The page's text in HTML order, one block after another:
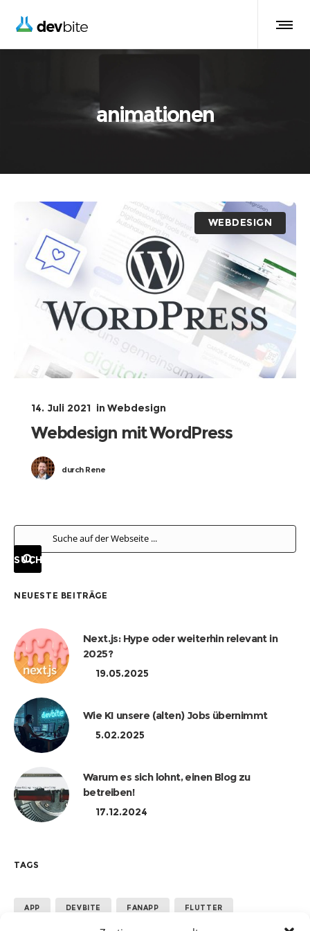
animationen
WEBDESIGN
14. Juli 2021 in Webdesign
Webdesign mit WordPress
durchRene
NEUESTE BEITRÄGE
Next.js: Hype oder weiterhin relevant in
2025?
19.05.2025
Wie KI unsere (alten) Jobs übernimmt
5.02.2025
Warum es sich lohnt, einen Blog zu
betreiben!
17.12.2024
TAGS
APP DEVBITE FANAPP FLUTTER